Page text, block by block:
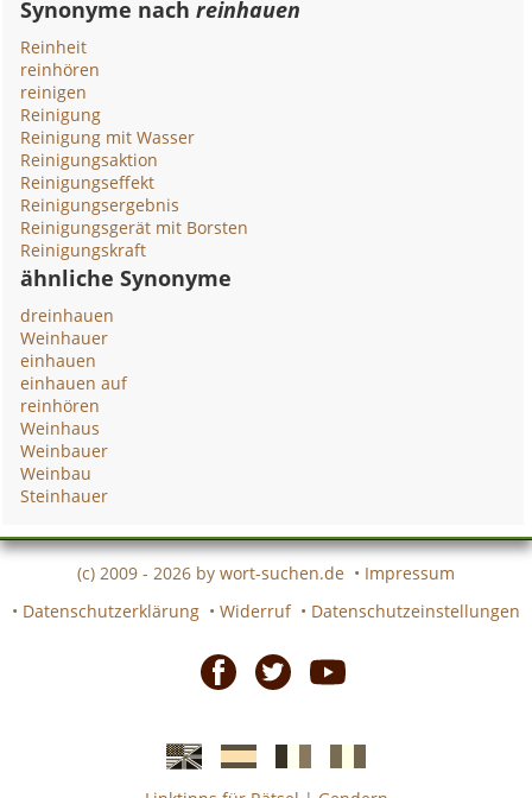
Synonyme nachreinhauen
Reinheit
reinhören
reinigen
Reinigung
Reinigung mit Wasser
Reinigungsaktion
Reinigungseffekt
Reinigungsergebnis
Reinigungsgerät mit Borsten
Reinigungskraft
ähnliche Synonyme
dreinhauen
Weinhauer
einhauen
einhauen auf
reinhören
Weinhaus
Weinbauer
Weinbau
Steinhauer
(c) 2009 - 2026 by wort-suchen.de • Impressum
• Datenschutzerklärung • Widerruf • Datenschutzeinstellungen